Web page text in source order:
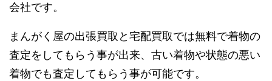
会社です。
まんがく屋の出張買取と宅配買取では無料で着物の
査定をしてもらう事が出来、古い着物や状態の悪い
着物でも査定してもらう事が可能です。